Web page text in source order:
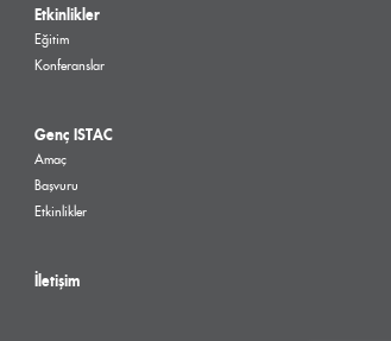
Etkinlikler
Eğitim
Konferanslar
Genç ISTAC
Amaç
Başvuru
Etkinlikler
İletişim